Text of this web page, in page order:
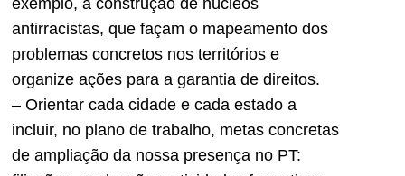
antirracistas, que façam o mapeamento dos
problemas concretos nos territórios e
organize ações para a garantia de direitos.
– Orientar cada cidade e cada estado a
incluir, no plano de trabalho, metas concretas
de ampliação da nossa presença no PT: